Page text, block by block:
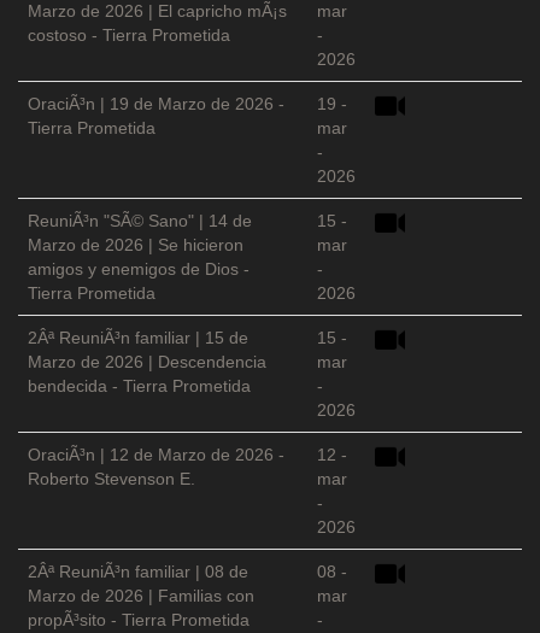
Marzo de 2026 | El capricho mÃ¡s
costoso - Tierra Prometida
mar
-
2026
OraciÃ³n | 19 de Marzo de 2026 -
Tierra Prometida
19 -
mar
-
2026
ReuniÃ³n "SÃ© Sano" | 14 de
Marzo de 2026 | Se hicieron
amigos y enemigos de Dios -
Tierra Prometida
15 -
mar
-
2026
2Âª ReuniÃ³n familiar | 15 de
Marzo de 2026 | Descendencia
bendecida - Tierra Prometida
15 -
mar
-
2026
OraciÃ³n | 12 de Marzo de 2026 -
Roberto Stevenson E.
12 -
mar
-
2026
2Âª ReuniÃ³n familiar | 08 de
Marzo de 2026 | Familias con
propÃ³sito - Tierra Prometida
08 -
mar
-